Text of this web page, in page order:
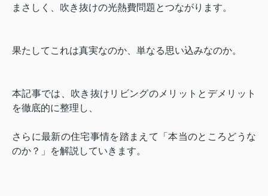
まさしく、吹き抜けの光熱費問題とつながります。
果たしてこれは真実なのか、単なる思い込みなのか。
本記事では、吹き抜けリビングのメリットとデメリット
を徹底的に整理し、
さらに最新の住宅事情を踏まえて「本当のところどうな
のか？」を解説していきます。